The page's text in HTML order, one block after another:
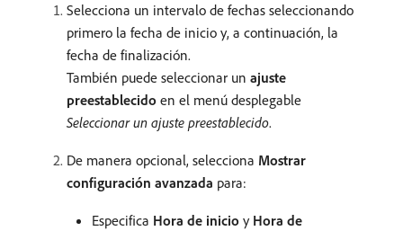
Selecciona un intervalo de fechas seleccionando
primero la fecha de inicio y, a continuación, la
fecha de finalización.
También puede seleccionar un ajuste
preestablecido en el menú desplegable
Seleccionar un ajuste preestablecido.
De manera opcional, selecciona Mostrar
configuración avanzada para:
Especifica Hora de inicio y Hora de